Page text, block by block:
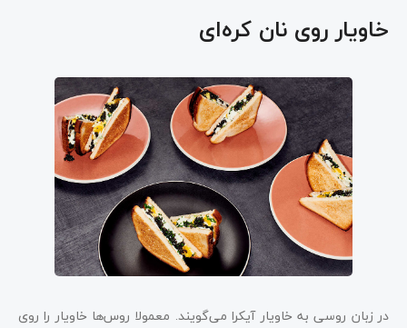
خاویار روی نان کره‌ای
در زبان روسی به خاویار آیکرا می‌گویند. معمولا روس‌ها خاویار را روی